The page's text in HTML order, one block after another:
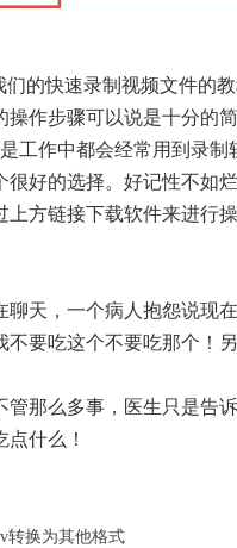
的快速录制视频文件的教
操作步骤可以说是十分的
工作中都会经常用到录制
很好的选择。好记性不如
上方链接下载软件来进行操
天，一个病人抱怨说现
不要吃这个不要吃那个！
那么多事，医生只是告
点什么！
转换为其他格式